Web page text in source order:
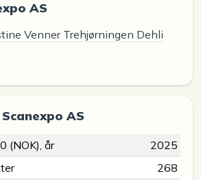
AS
Venner Trehjørningen Dehli
AS
(NOK), år
2025
268